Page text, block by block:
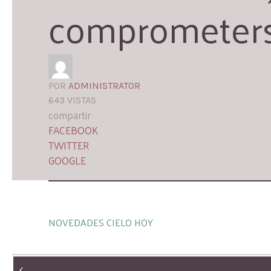
POR ADMINISTRATOR
643 VISTAS
compartir
FACEBOOK
TWITTER
GOOGLE
NOVEDADES CIELO HOY